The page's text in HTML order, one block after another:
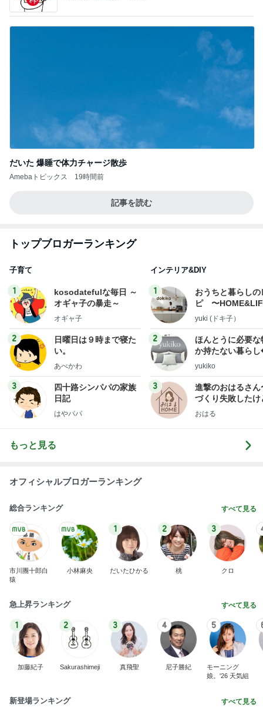
だいた 爆睡で体力チャージ散歩
Amebaトピックス 19時間前
記事を読む
トップブロガーランキング
子育て
1
kosodatefulな毎日 ～
オギャ子の暴走～
オギャ子
2
日曜日は９時まで寝た
い。
あべかわ
3
四十路シンパパの家族
日記
はやパパ
インテリア&DIY
1
おうちと暮らしの
ピ 〜
yuki (ドキ子）
2
ほんとうに必要な
か持たない暮ら
ep Life Simple◆
yukiko
3
進撃のおはるさん
づくり失敗したけ
は元気です〜
おはる
もっと見る
オフィシャルブロガーランキング
総合ランキング すべて見る
市川團十郎白
猿
小林麻央
1
だいたひかる
2
桃
3
クロ
急上昇ランキング すべて見る
1
加藤紀子
2
Sakurashimeji
3
真飛聖
4
尼子勝紀
5
モーニング
娘。'26 天気組
新登場ランキング すべて見る